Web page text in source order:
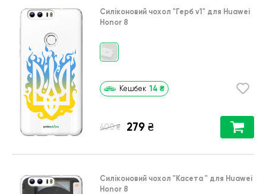
Силіконовий чохол "Герб v1" для Huawei
Honor 8
Кешбек 14 ₴
400 ₴ 279 ₴
Силіконовий чохол "Касета " для Huawei
Honor 8